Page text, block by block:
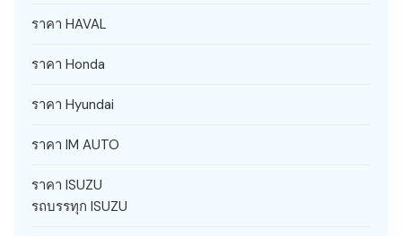
ราคา HAVAL
ราคา Honda
ราคา Hyundai
ราคา IM AUTO
ราคา ISUZU
รถบรรทุก ISUZU